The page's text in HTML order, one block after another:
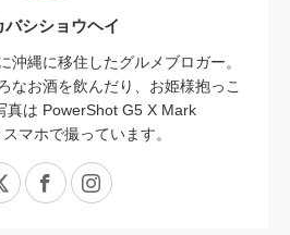
バシショウヘイ
沖縄に移住したグルメブロガー。
なお酒を飲んだり、お姫様抱っこ
真は PowerShot G5 X Mark
マホで撮っています。
X FacebookInstagram